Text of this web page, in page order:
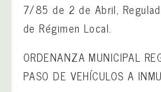
7/85 de 2 de Abril,
de Régimen Local.
ORDENANZA MUNICIPAL
PASO DE VEHÍCULOS A